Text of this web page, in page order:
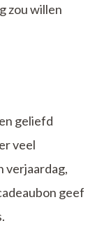
zou willen
geliefd
veel
verjaardag,
geef